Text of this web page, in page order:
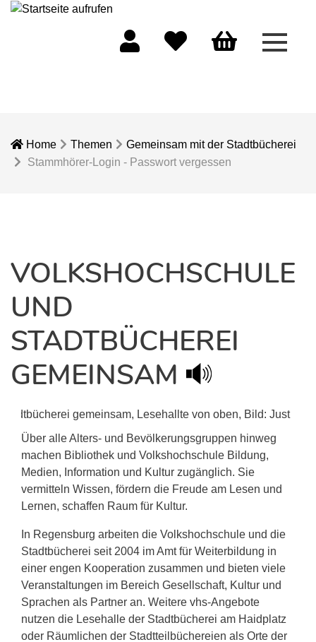
Menü
Home Themen
Gemeinsam mit der Stadtbücherei
Stammhörer-Login - Passwort vergessen
VOLKSHOCHSCHULE
UND
STADTBÜCHEREI
GEMEINSAM
Über alle Alters- und Bevölkerungsgruppen hinweg
machen Bibliothek und Volkshochschule Bildung,
Medien, Information und Kultur zugänglich. Sie
vermitteln Wissen, fördern die Freude am Lesen und
Lernen, schaffen Raum für Kultur.
In Regensburg arbeiten die Volkshochschule und die
Stadtbücherei seit 2004 im Amt für Weiterbildung in
einer engen Kooperation zusammen und bieten viele
Veranstaltungen im Bereich Gesellschaft, Kultur und
Sprachen als Partner an. Weitere vhs-Angebote
nutzen die Lesehalle der Stadtbücherei am Haidplatz
oder Räumlichen der Stadtteilbüchereien als Orte der